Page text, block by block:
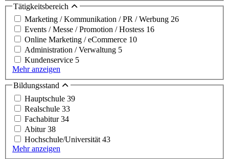
Tätigkeitsbereich
Marketing / Kommunikation / PR / Werbung 26
Events / Messe / Promotion / Hostess 16
Online Marketing / eCommerce 10
Administration / Verwaltung 5
Kundenservice 5
Mehr anzeigen
Bildungsstand
Hauptschule 39
Realschule 33
Fachabitur34
Abitur38
Hochschule/Universität 43
Mehr anzeigen